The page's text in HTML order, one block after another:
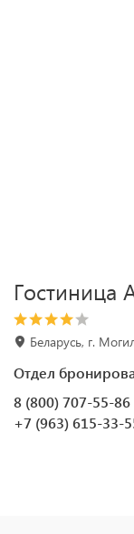
Гостиница
Беларусь, г.
Отдел
8 (800) 707-55-86
+7 (963) 615-33-